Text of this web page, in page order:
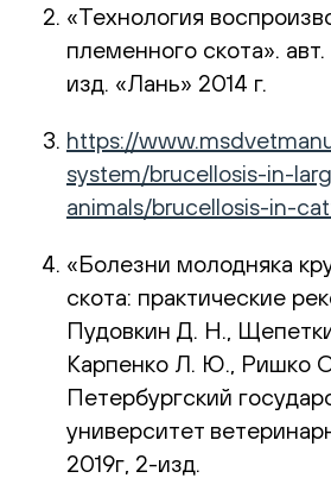
«Технология
племенного скота».
изд. «Лань» 2014 г.
https://
system/brucellosis-in-
animals/brucellosis-in-
«Болезни молодняка
скота: практические
Пудовкин Д. Н.,
Карпенко Л. Ю., Ришко
Петербургский
университет
2019г, 2-изд.